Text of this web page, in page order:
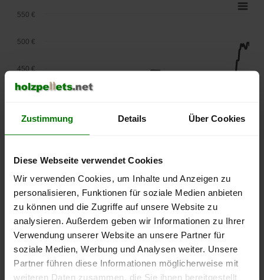
Zustimmung Details Über Cookies
Diese Webseite verwendet Cookies
Wir verwenden Cookies, um Inhalte und Anzeigen zu
personalisieren, Funktionen für soziale Medien anbieten
zu können und die Zugriffe auf unsere Website zu
analysieren. Außerdem geben wir Informationen zu Ihrer
Verwendung unserer Website an unsere Partner für
soziale Medien, Werbung und Analysen weiter. Unsere
Partner führen diese Informationen möglicherweise mit
weiteren Daten zusammen, die Sie ihnen bereitgestellt
lose Ware
2025
2026
2026
250 €
350 €
450 €
500 €
550 €
Die aktuelle Preisentwicklung für Holzpellets in Deutschland
können Sie jederzeit auf unsererPelletspreise-Seite
nachvollziehen.